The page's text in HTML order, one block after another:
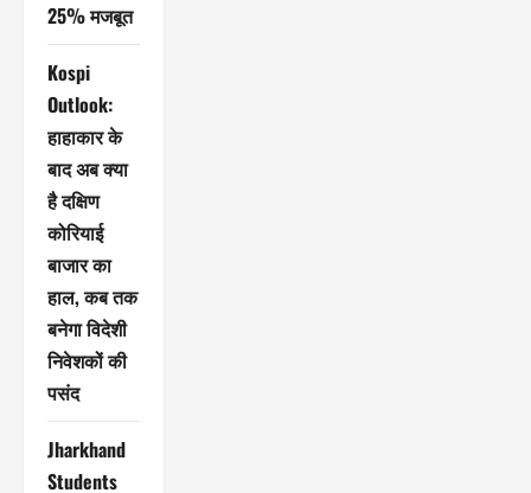
25% मजबूत
Kospi
Outlook:
हाहाकार के
बाद अब क्या
है दक्षिण
कोरियाई
बाजार का
हाल, कब तक
बनेगा विदेशी
निवेशकों की
पसंद
Jharkhand
Students